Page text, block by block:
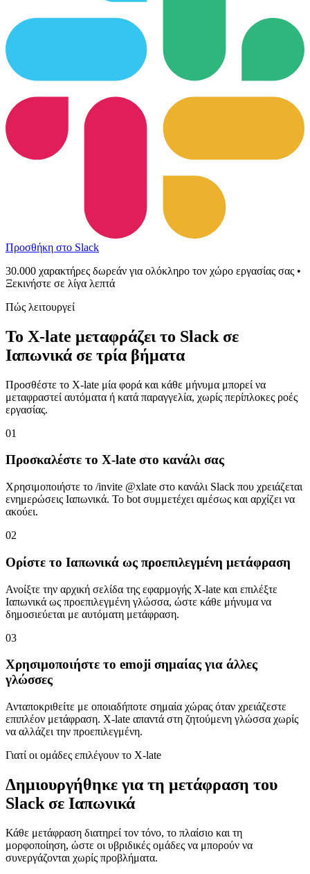
Προσθήκη στο Slack
30.000 χαρακτήρες δωρεάν για ολόκληρο τον χώρο εργασίας σας •
Ξεκινήστε σε λίγα λεπτά
Πώς λειτουργεί
Το X-late μεταφράζει το Slack σε
Ιαπωνικά σε τρία βήματα
Προσθέστε το X-late μία φορά και κάθε μήνυμα μπορεί να
μεταφραστεί αυτόματα ή κατά παραγγελία, χωρίς περίπλοκες ροές
εργασίας.
01
Προσκαλέστε το X-late στο κανάλι σας
Χρησιμοποιήστε το /invite @xlate στο κανάλι Slack που χρειάζεται
ενημερώσεις Ιαπωνικά. Το bot συμμετέχει αμέσως και αρχίζει να
ακούει.
02
Ορίστε το Ιαπωνικά ως προεπιλεγμένη μετάφραση
Ανοίξτε την αρχική σελίδα της εφαρμογής X-late και επιλέξτε
Ιαπωνικά ως προεπιλεγμένη γλώσσα, ώστε κάθε μήνυμα να
δημοσιεύεται με αυτόματη μετάφραση.
03
Χρησιμοποιήστε το emoji σημαίας για άλλες
γλώσσες
Ανταποκριθείτε με οποιαδήποτε σημαία χώρας όταν χρειάζεστε
επιπλέον μετάφραση. X-late απαντά στη ζητούμενη γλώσσα χωρίς
να αλλάζει την προεπιλεγμένη.
Γιατί οι ομάδες επιλέγουν το X-late
Δημιουργήθηκε για τη μετάφραση του
Slack σε Ιαπωνικά
Κάθε μετάφραση διατηρεί τον τόνο, το πλαίσιο και τη
μορφοποίηση, ώστε οι υβριδικές ομάδες να μπορούν να
συνεργάζονται χωρίς προβλήματα.